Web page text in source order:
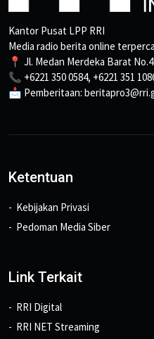
Kantor Pusat LPP RRI
Media radio berita online
📍 Jl. Medan Merdeka Barat
📞 +6221 350 0584, +6221 351
📩 Pemberitaan:
Ketentuan
Kebijakan Privasi
Pedoman Media Siber
Link Terkait
RRI Digital
RRI NET Streaming